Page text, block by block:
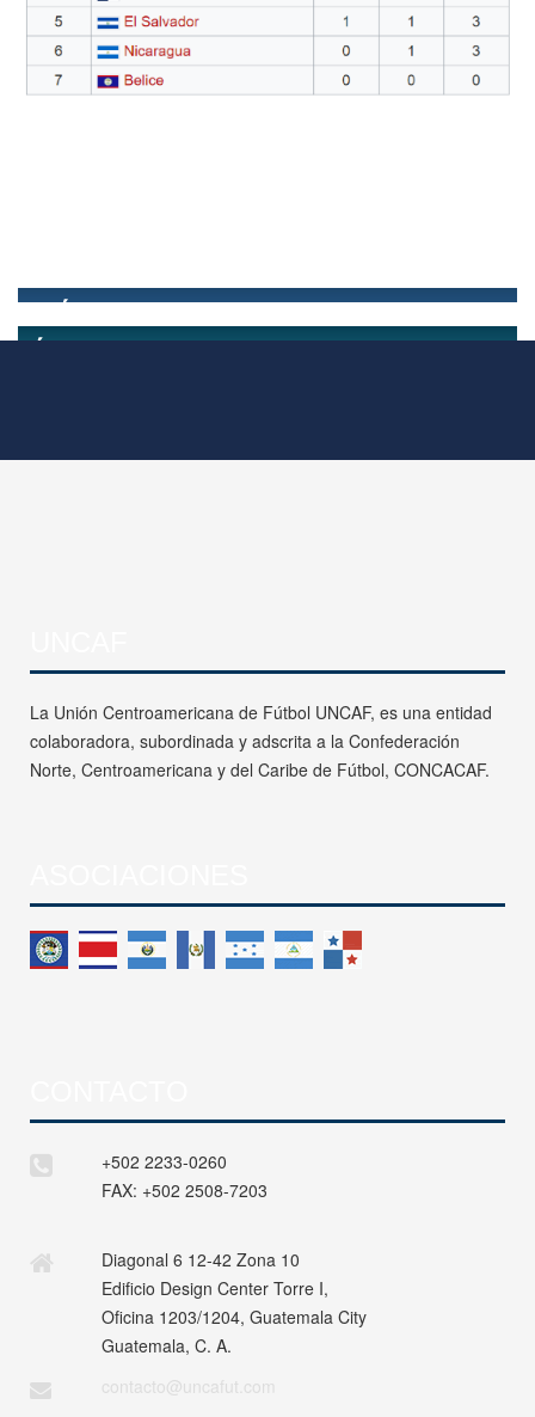
La Unión Centroamericana de Fútbol UNCAF, es una entidad
colaboradora, subordinada y adscrita a la Confederación
Norte, Centroamericana y del Caribe de Fútbol, CONCACAF.
+502 2233-0260
FAX: +502 2508-7203
Diagonal 6 12-42 Zona 10
Edificio Design Center Torre I,
Oficina 1203/1204, Guatemala City
Guatemala, C. A.
contacto@uncafut.com